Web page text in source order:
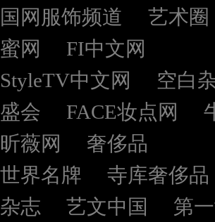
国网服饰频道
艺术圈
蜜网
FI中文网
StyleTV中文网
空白
盛会
FACE妆点网
昕薇网
奢侈品
世界名牌
寺库奢侈品
杂志
艺文中国 第